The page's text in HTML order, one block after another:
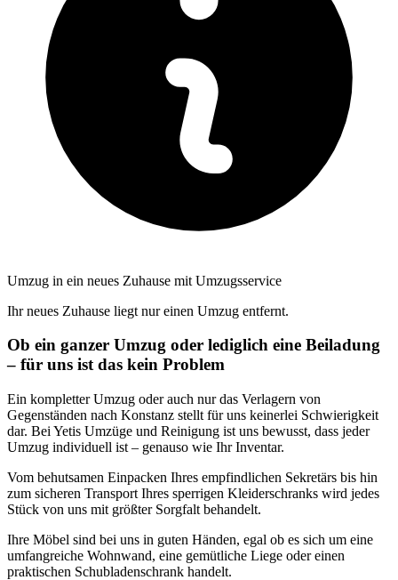
Umzug in ein neues Zuhause mit Umzugsservice
Ihr neues Zuhause liegt nur einen Umzug entfernt.
Ob ein ganzer Umzug oder lediglich eine Beiladung
– für uns ist das kein Problem
Ein kompletter Umzug oder auch nur das Verlagern von
Gegenständen nach Konstanz stellt für uns keinerlei Schwierigkeit
dar. Bei Yetis Umzüge und Reinigung ist uns bewusst, dass jeder
Umzug individuell ist – genauso wie Ihr Inventar.
Vom behutsamen Einpacken Ihres empfindlichen Sekretärs bis hin
zum sicheren Transport Ihres sperrigen Kleiderschranks wird jedes
Stück von uns mit größter Sorgfalt behandelt.
Ihre Möbel sind bei uns in guten Händen, egal ob es sich um eine
umfangreiche Wohnwand, eine gemütliche Liege oder einen
praktischen Schubladenschrank handelt.